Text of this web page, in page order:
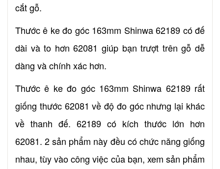
cắt gỗ.
Thước ê ke đo góc 163mm Shinwa 62189 có đế
dài và to hơn 62081 giúp bạn trượt trên gỗ dễ
dàng và chính xác hơn.
Thước ê ke đo góc 163mm Shinwa 62189 rất
giống thước 62081 về độ đo góc nhưng lại khác
về thanh đế. 62189 có kích thước lớn hơn
62081. 2 sản phẩm này đều có chức năng giống
nhau, tùy vào công việc của bạn, xem sản phẩm